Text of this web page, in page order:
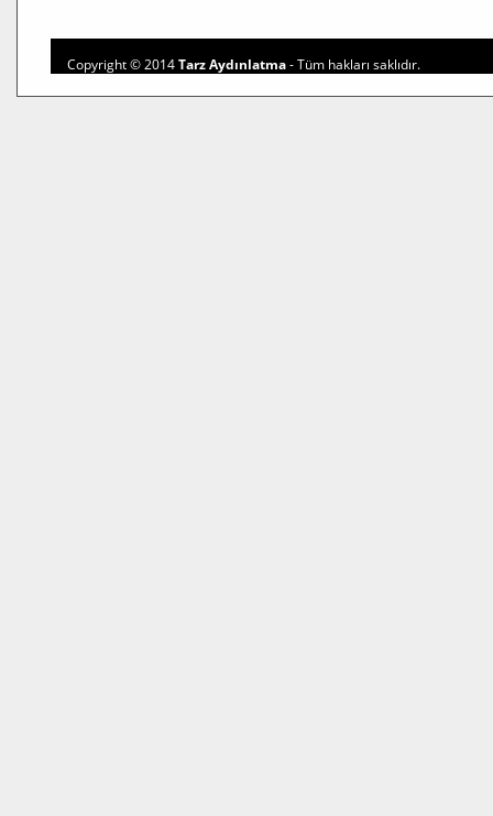
Copyright © 2014Tarz Aydınlatma- Tüm hakları saklıdır.